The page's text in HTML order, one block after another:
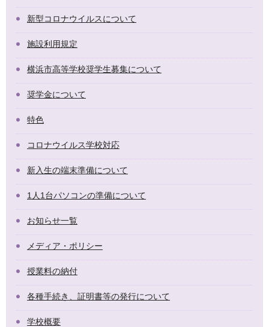
新型コロナウイルスについて
施設利用規定
横浜市高等学校奨学生募集について
奨学金について
特色
コロナウイルス学校対応
新入生の端末準備について
1人1台パソコンの準備について
お知らせ一覧
メディア・ポリシー
授業料の納付
各種手続き、証明書等の発行について
学校概要